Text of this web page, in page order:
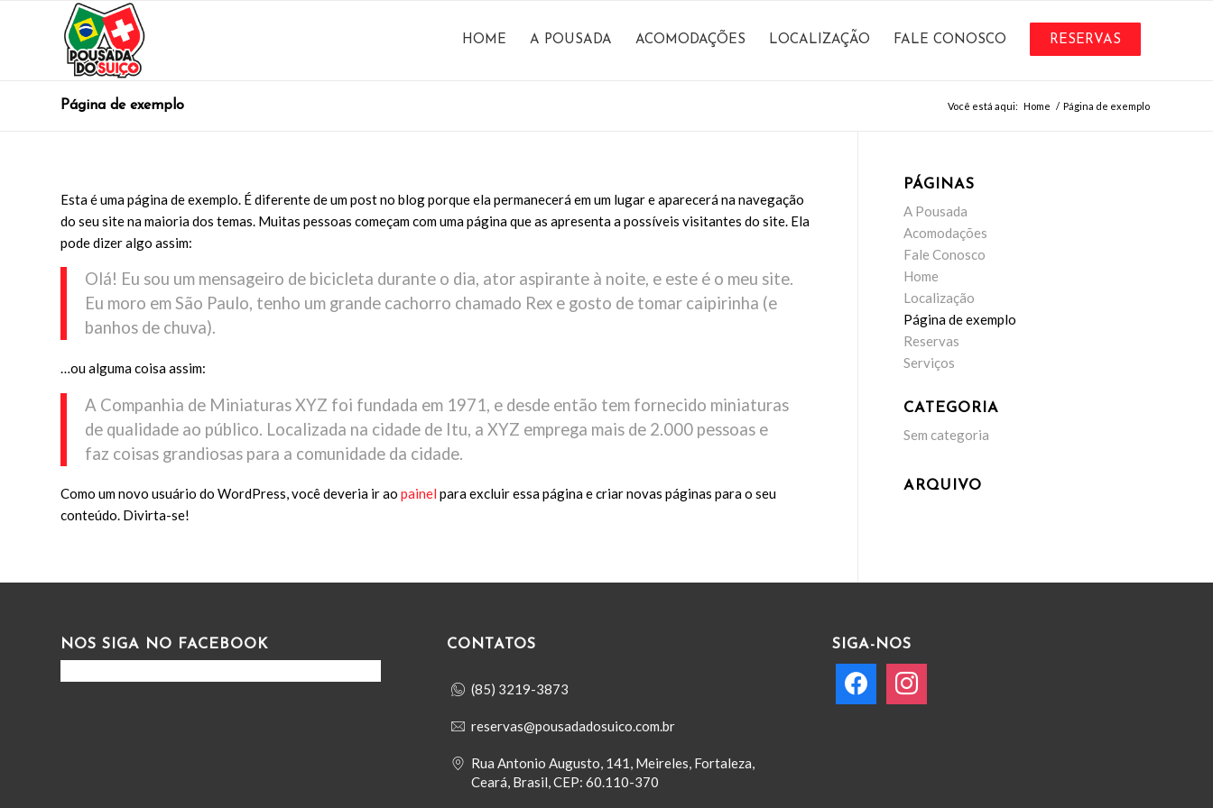
HOME A POUSADA ACOMODAÇÕES LOCALIZAÇÃO FALE CONOSCO RESERVAS
Página de exemplo Você está aqui: Home / Página de exemplo
Esta é uma página de exemplo. É diferente de um post no blog porque ela permanecerá em um lugar e aparecerá na navegação
do seu site na maioria dos temas. Muitas pessoas começam com uma página que as apresenta a possíveis visitantes do site. Ela
pode dizer algo assim:
Olá! Eu sou um mensageiro de bicicleta durante o dia, ator aspirante à noite, e este é o meu site.
Eu moro em São Paulo, tenho um grande cachorro chamado Rex e gosto de tomar caipirinha (e
banhos de chuva).
…ou alguma coisa assim:
A Companhia de Miniaturas XYZ foi fundada em 1971, e desde então tem fornecido miniaturas
de qualidade ao público. Localizada na cidade de Itu, a XYZ emprega mais de 2.000 pessoas e
faz coisas grandiosas para a comunidade da cidade.
Como um novo usuário do WordPress, você deveria ir ao painel para excluir essa página e criar novas páginas para o seu
conteúdo. Divirta-se!
PÁGINAS
A Pousada
Acomodações
Fale Conosco
Home
Localização
Página de exemplo
Reservas
Serviços
CATEGORIA
Sem categoria
ARQUIVO
NOS SIGA NO FACEBOOK CONTATOS
(85) 3219-3873
reservas@pousadadosuico.com.br
Rua Antonio Augusto, 141, Meireles, Fortaleza,
Ceará, Brasil, CEP: 60.110-370
SIGA-NOS
facebook instagram